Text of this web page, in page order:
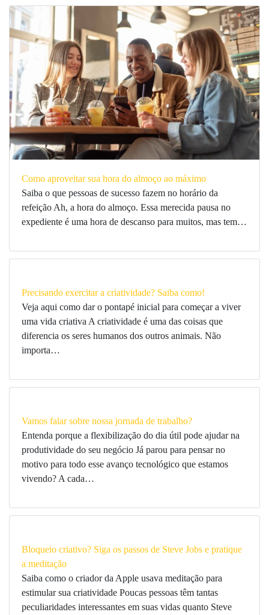
Como aproveitar sua hora do almoço ao máximo
Saiba o que pessoas de sucesso fazem no horário da
refeição Ah, a hora do almoço. Essa merecida pausa no
expediente é uma hora de descanso para muitos, mas tem…
Precisando exercitar a criatividade? Saiba como!
Veja aqui como dar o pontapé inicial para começar a viver
uma vida criativa A criatividade é uma das coisas que
diferencia os seres humanos dos outros animais. Não
importa…
Vamos falar sobre nossa jornada de trabalho?
Entenda porque a flexibilização do dia útil pode ajudar na
produtividade do seu negócio Já parou para pensar no
motivo para todo esse avanço tecnológico que estamos
vivendo? A cada…
Bloqueio criativo? Siga os passos de Steve Jobs e pratique
a meditação
Saiba como o criador da Apple usava meditação para
estimular sua criatividade Poucas pessoas têm tantas
peculiaridades interessantes em suas vidas quanto Steve